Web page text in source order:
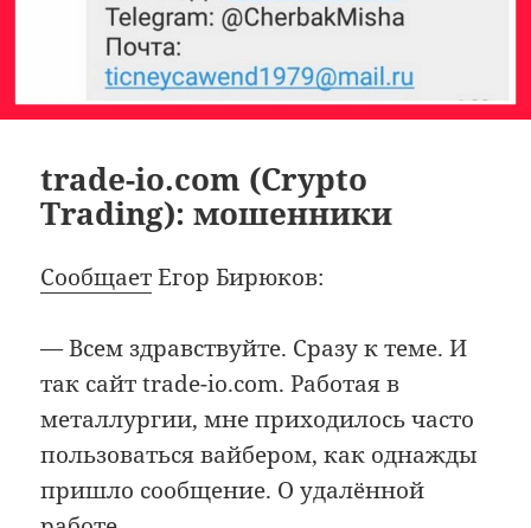
trade-io.com (Crypto
Trading): мошенники
СообщаетЕгор Бирюков:
— Всем здравствуйте. Сразу к теме. И
так сайт trade-io.com. Работая в
металлургии, мне приходилось часто
пользоваться вайбером, как однажды
пришло сообщение. О удалённой